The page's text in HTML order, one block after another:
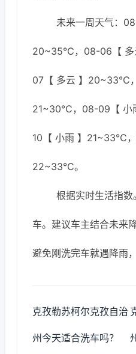
未来一周天气：
20~35℃，08-06【
07【 多云 】20~33℃
21~30℃，08-09【
10【 小雨 】21~33℃，
22~33℃。
根据实时生活指
车。建议车主结合未来
避免刚洗完车就遇降雨
克孜勒苏柯尔克孜自治
州今天适合洗车吗？